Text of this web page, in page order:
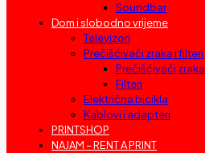
Soundbar
Dom i slobodno vrijeme
Televizori
Prečišćivači zraka i filteri
Prečišćivači zraka
Filteri
Električna bicikla
Kablovi i adapteri
PRINTSHOP
NAJAM – RENT A PRINT